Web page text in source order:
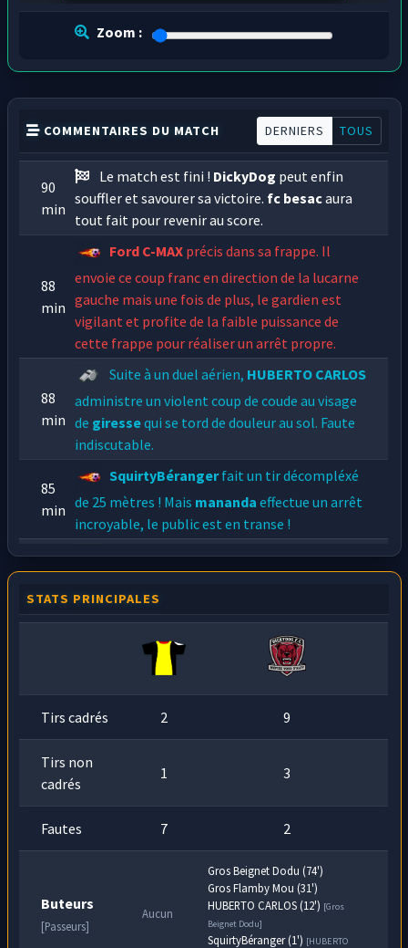
Zoom :
COMMENTAIRES DU MATCH DERNIERS TOUS
90
min
Le match est fini ! DickyDog peut enfin
souffler et savourer sa victoire. fc besacaura
tout fait pour revenir au score.
88
min
Ford C-MAX précis dans sa frappe. Il
envoie ce coup franc en direction de la lucarne
gauche mais une fois de plus, le gardien est
vigilant et profite de la faible puissance de
cette frappe pour réaliser un arrêt propre.
88
min
Suite à un duel aérien, HUBERTO CARLOS
administre un violent coup de coude au visage
de giressequi se tord de douleur au sol. Faute
indiscutable.
85
min
SquirtyBérangerfait un tir décompléxé
de 25 mètres ! Mais mananda effectue un arrêt
incroyable, le public est en transe !
81
Tacle musclé depavardsurSlip
siffler faute.
n'arrive plus à avancer
sur le terrain. Ce dernier contact semble l'avoir
blessé à la jambe gauche. Il a l'air de souffrir !
STATS PRINCIPALES
Tirs cadrés 2 9
Tirs non
cadrés
1 3
Fautes 7 2
Buteurs
[Passeurs]
Aucun
Gros Beignet Dodu (74')
Gros Flamby Mou (31')
HUBERTO CARLOS (12') [Gros
Beignet Dodu]
SquirtyBéranger (1') [HUBERTO